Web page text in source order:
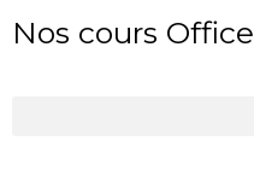
Nos cours Office